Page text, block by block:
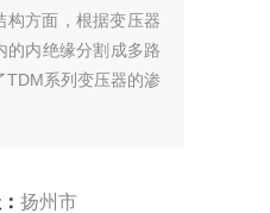
构方面，根据变压器
的内绝缘分割成多路
TDM系列变压器的渗
扬州市